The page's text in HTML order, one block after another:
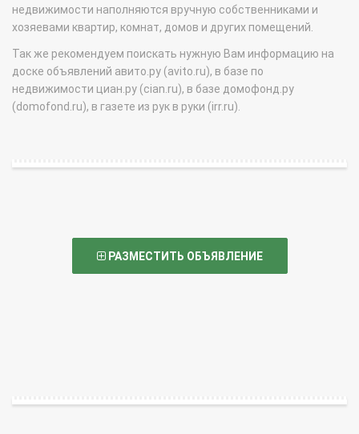
недвижимости наполняются вручную собственниками и
хозяевами квартир, комнат, домов и других помещений.
Так же рекомендуем поискать нужную Вам информацию на
доске объявлений авито.ру (avito.ru), в базе по
недвижимости циан.ру (cian.ru), в базе домофонд.ру
(domofond.ru), в газете из рук в руки (irr.ru).
РАЗМЕСТИТЬ ОБЪЯВЛЕНИЕ